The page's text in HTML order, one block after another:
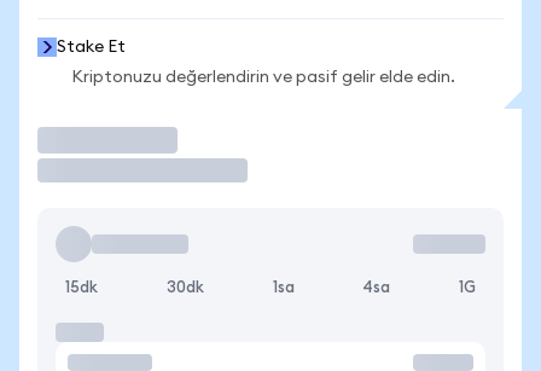
Stake Et
Kriptonuzu değerlendirin ve pasif gelir elde edin.
15dk 30dk 1sa 4sa 1G